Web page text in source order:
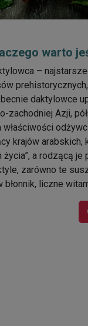
warto
–
daktylowce
zachodniej Azji,
właściwości
krajów arabskich,
życia”, a rodzącą je
zarówno te
liczne